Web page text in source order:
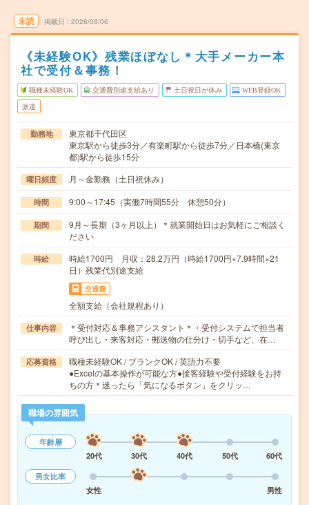
未読 掲載日 2026/08/06
《未経験OK》残業ほぼなし＊大手メーカー本
社で受付＆事務！
職種未経験OK 交通費別途支給あり 土日祝日が休み WEB登録OK
派遣
勤務地
東京都千代田区
東京駅から徒歩3分／有楽町駅から徒歩7分／日本橋(東京
都)駅から徒歩15分
曜日頻度 月～金勤務（土日祝休み）
時間 9:00～17:45（実働7時間55分 休憩50分）
期間
9月～長期（3ヶ月以上）＊就業開始日はお気軽にご相談く
ださい
時給
時給1700円 月収：28.2万円（時給1700円×7.9時間×21
日）残業代別途支給
交通費
全額支給（会社規程あり）
仕事内容
＊受付対応＆事務アシスタント＊・受付システムで担当者
呼び出し・来客対応・郵送物の仕分け・切手など、在…
応募資格
職種未経験OK / ブランクOK / 英語力不要
●Excelの基本操作が可能な方●接客経験や受付経験をお持
ちの方＊迷ったら「気になるボタン」をクリッ…
職場の雰囲気
年齢層
20代
30代 40代 50代
60代
男女比率
女性
男性